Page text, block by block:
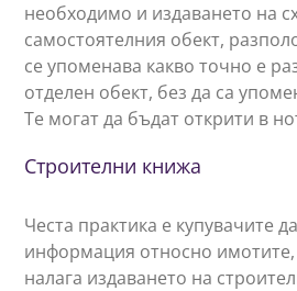
необходимо и издаването на
самостоятелния обект,
се упоменава какво точно е
отделен обект, без да са
Те могат да бъдат открити в
Строителни книжа
Честа практика е купувачите
информация относно имотите,
налага издаването на